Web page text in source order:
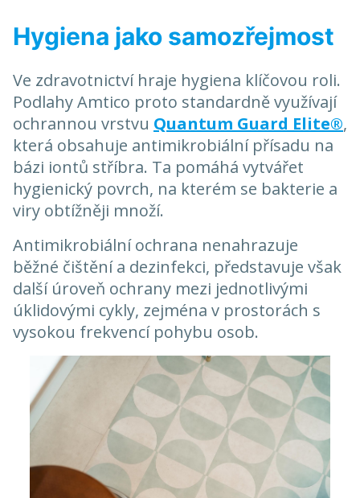
Hygiena jako samozřejmost
Ve zdravotnictví hraje hygiena klíčovou roli.
Podlahy Amtico proto standardně využívají
ochrannou vrstvu Quantum Guard Elite®,
která obsahuje antimikrobiální přísadu na
bázi iontů stříbra. Ta pomáhá vytvářet
hygienický povrch, na kterém se bakterie a
viry obtížněji množí.
Antimikrobiální ochrana nenahrazuje
běžné čištění a dezinfekci, představuje však
další úroveň ochrany mezi jednotlivými
úklidovými cykly, zejména v prostorách s
vysokou frekvencí pohybu osob.